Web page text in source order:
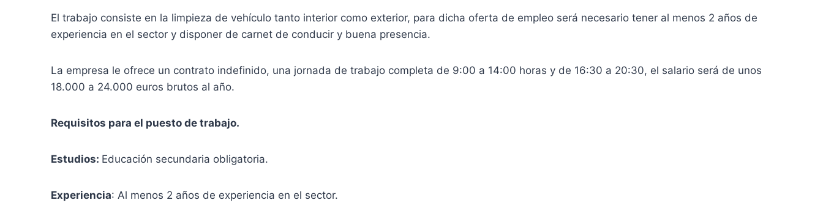
El trabajo consiste en la limpieza de vehículo tanto interior como exterior, para dicha oferta de empleo será necesario tener al menos 2 años de
experiencia en el sector y disponer de carnet de conducir y buena presencia.
La empresa le ofrece un contrato indefinido, una jornada de trabajo completa de 9:00 a 14:00 horas y de 16:30 a 20:30, el salario será de unos
18.000 a 24.000 euros brutos al año.
Requisitos para el puesto de trabajo.
Estudios: Educación secundaria obligatoria.
Experiencia: Al menos 2 años de experiencia en el sector.